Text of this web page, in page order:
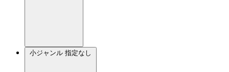
小ジャンル 指定なし